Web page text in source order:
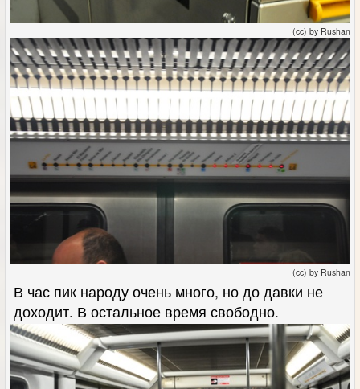
(cc) by Rushan
(cc) by Rushan
В час пик народу очень много, но до давки не
доходит. В остальное время свободно.